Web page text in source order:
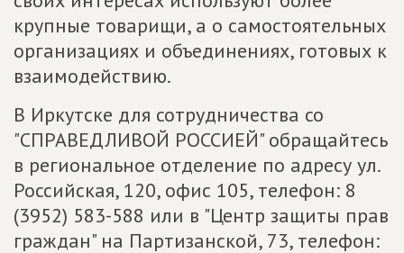
крупные товарищи, а о самостоятельных
организациях и объединениях, готовых к
взаимодействию.
В Иркутске для сотрудничества со
"СПРАВЕДЛИВОЙ РОССИЕЙ" обращайтесь
в региональное отделение по адресу ул.
Российская, 120, офис 105, телефон: 8
(3952) 583-588 или в "Центр защиты прав
граждан" на Партизанской, 73, телефон: